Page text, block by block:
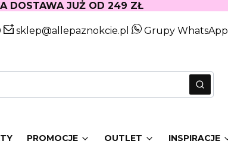
DOSTAWA JUŻ OD 249 ZŁ
sklep@allepaznokcie.pl Grupy WhatsApp
WyczyśćSzukaj
PROMOCJE OUTLET INSPIRACJE